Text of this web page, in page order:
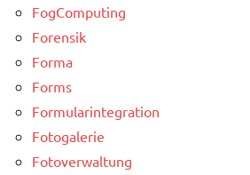
FogComputing
Forensik
Forma
Forms
Formularintegration
Fotogalerie
Fotoverwaltung